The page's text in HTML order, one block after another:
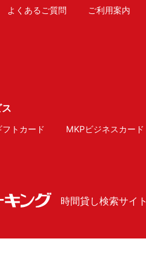
よくあるご質問 ご利用案内
トカード MKPビジネスカード
時間貸し検索サイト